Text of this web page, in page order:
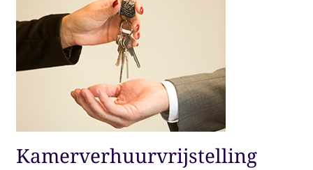
Kamerverhuurvrijstelling